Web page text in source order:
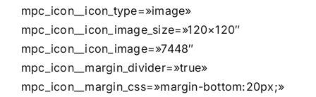
mpc_icon__icon_type=»image»
mpc_icon__icon_image_size=»120×120″
mpc_icon__icon_image=»7448″
mpc_icon__margin_divider=»true»
mpc_icon__margin_css=»margin-bottom:20px;»